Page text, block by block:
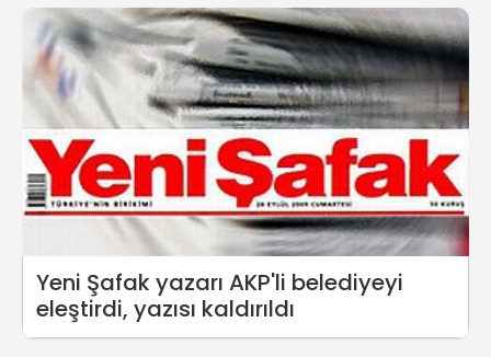
Yeni Şafak yazarı AKP'li belediyeyi
eleştirdi, yazısı kaldırıldı